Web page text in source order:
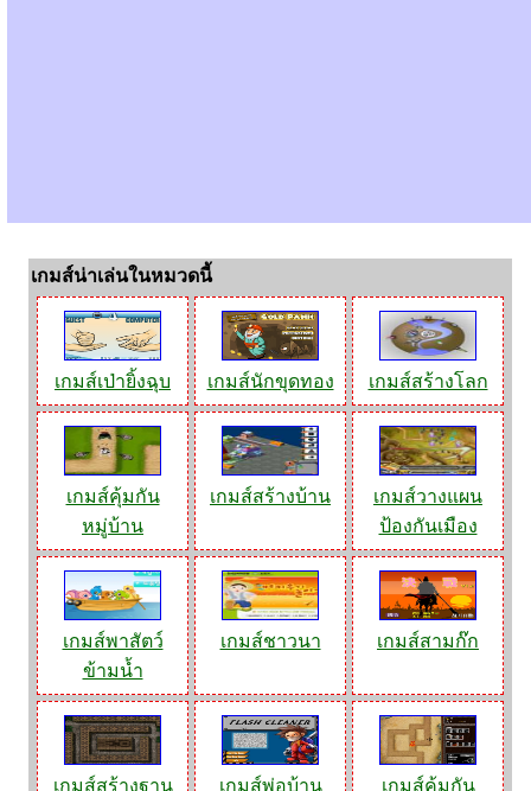
เกมส์น่าเล่นในหมวดนี้
เกมส์เป่ายิ้งฉุบ เกมส์นักขุดทอง เกมส์สร้างโลก
เกมส์คุ้มกัน
หมู่บ้าน
เกมส์สร้างบ้าน
เกมส์วางแผน
ป้องกันเมือง
เกมส์พาสัตว์
ข้ามน้ำ
เกมส์ชาวนา เกมส์สามก๊ก
เกมส์สร้างฐาน เกมส์พ่อบ้าน เกมส์คุ้มกัน